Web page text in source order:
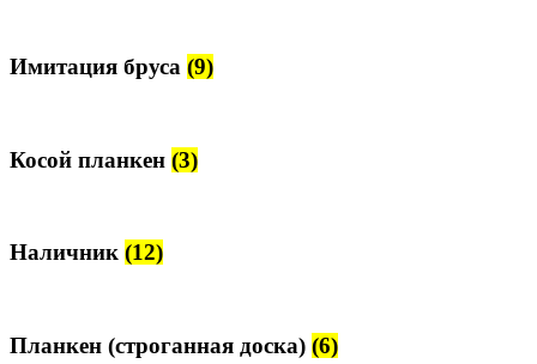
Имитация бруса (9)
Косой планкен (3)
Наличник (12)
Планкен (строганная доска) (6)